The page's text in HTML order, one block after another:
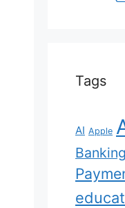
Tags
AI Apple
Banking